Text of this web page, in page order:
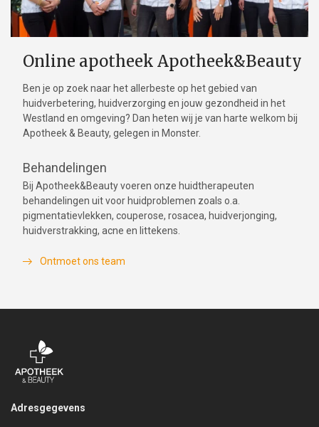
Online apotheek Apotheek&Beauty
Ben je op zoek naar het allerbeste op het gebied van
huidverbetering, huidverzorging en jouw gezondheid in het
Westland en omgeving? Dan heten wij je van harte welkom bij
Apotheek & Beauty, gelegen in Monster.
Behandelingen
Bij Apotheek&Beauty voeren onze huidtherapeuten
behandelingen uit voor huidproblemen zoals o.a.
pigmentatievlekken, couperose, rosacea, huidverjonging,
huidverstrakking, acne en littekens.
Ontmoet ons team
Adresgegevens